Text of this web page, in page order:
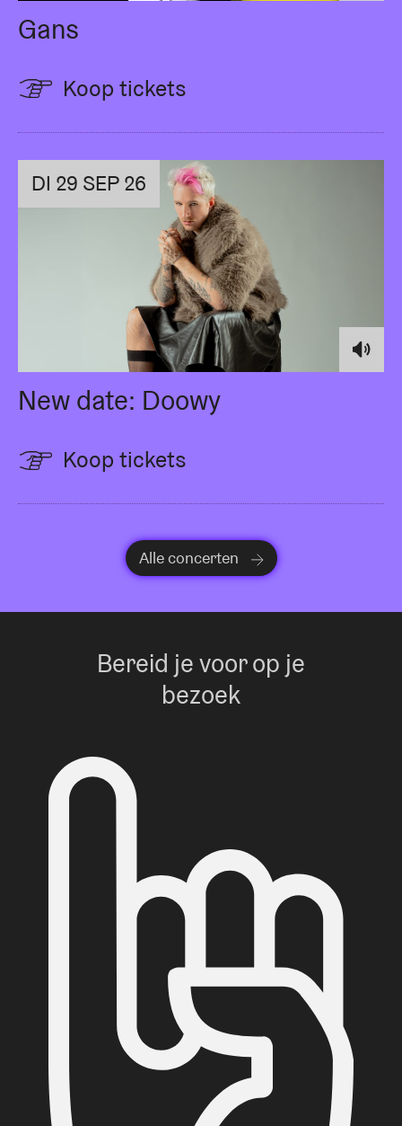
Gans
Koop tickets
DI 29 SEP 26
New date: Doowy
Koop tickets
Alle concerten
Bereid je voor op je
bezoek